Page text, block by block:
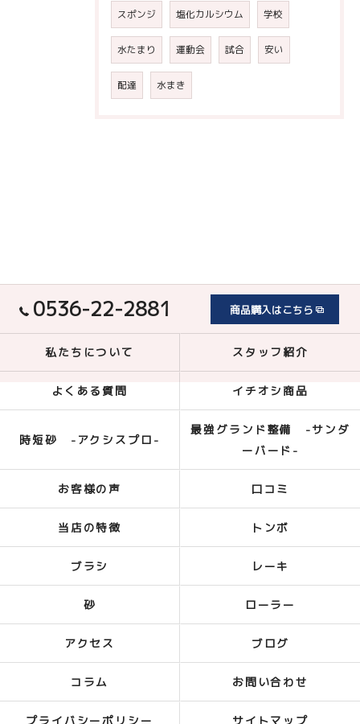
スポンジ 塩化カルシウム 学校
水たまり 運動会 試合 安い
配達 水まき
0536-22-2881 商品購入はこちら
私たちについて スタッフ紹介
よくある質問 イチオシ商品
時短砂 -アクシスプロ-
最強グランド整備 -サンダ
ーバード-
お客様の声 口コミ
当店の特徴 トンボ
ブラシ レーキ
砂 ローラー
アクセス ブログ
コラム お問い合わせ
プライバシーポリシー サイトマップ